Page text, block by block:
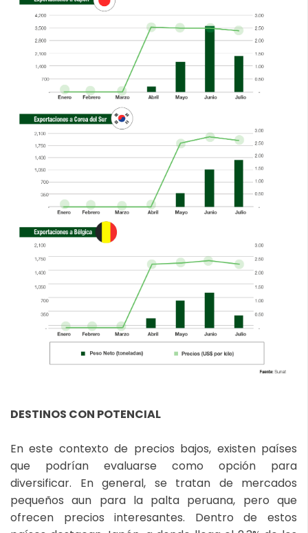
DESTINOS CON POTENCIAL
En este contexto de precios bajos, existen países
que podrían evaluarse como opción para
diversificar. En general, se tratan de mercados
pequeños aun para la palta peruana, pero que
ofrecen precios interesantes. Dentro de estos